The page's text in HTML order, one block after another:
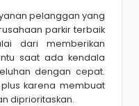
pelanggan yang
parkir terbaik
dari memberikan
saat ada kendala
dengan cepat.
karena membuat
diprioritaskan.